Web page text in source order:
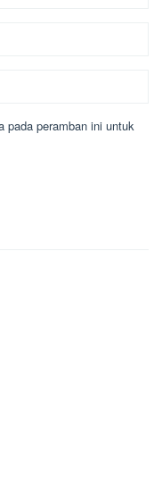
pada peramban ini untuk